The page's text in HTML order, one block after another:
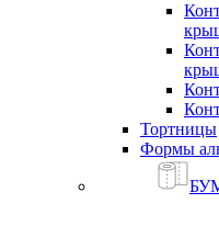
Тортницы
Формы